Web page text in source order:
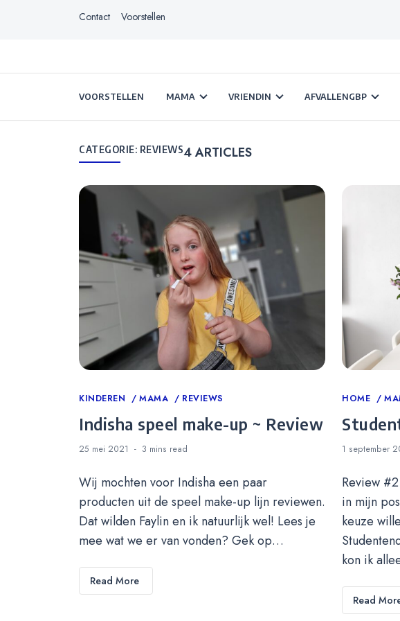
Contact Voorstellen
VOORSTELLEN MAMA VRIENDIN AFVALLENGBP
CATEGORIE: REVIEWS4ARTICLES
Categories
KINDEREN MAMA REVIEWS
Indisha speel make-up ~ Review
25 mei 2021 3 mins read
Wij mochten voor Indisha een paar
producten uit de speel make-up lijn reviewen.
Dat wilden Faylin en ik natuurlijk wel! Lees je
mee wat we er van vonden? Gek op…
Read More
Categories
HOME
1 september
Review
in mijn
keuze
kon ik
Read